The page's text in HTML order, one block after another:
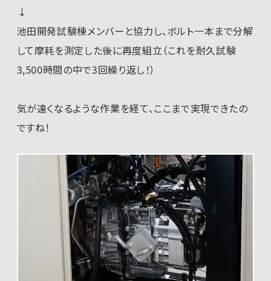
↓
池田開発試験棟メンバーと協力し、ボルト一本まで分解
して摩耗を測定した後に再度組立（これを耐久試験
3,500時間の中で3回繰り返し！）
気が遠くなるような作業を経て、ここまで実現できたの
ですね！